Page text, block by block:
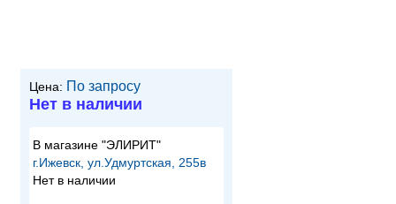
Цена: По запросу
Нет в наличии
В магазине "ЭЛИРИТ"
г.Ижевск, ул.Удмуртская, 255в
Нет в наличии